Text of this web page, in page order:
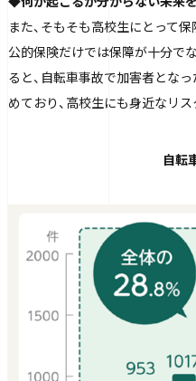
また、そもそも高校生にとって
公的保険だけでは保障が十分で
ると、自転車事故で加害者とな
めており、高校生にも身近なリス
自転